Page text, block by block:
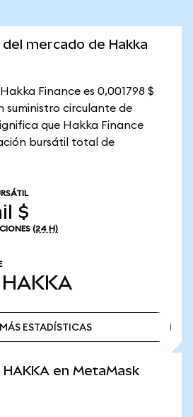
mercado de Hakka
Finance es 0,001798 $
suministro circulante de
que Hakka Finance
bursátil total de
$
(24 H)
HAKKA
ESTADÍSTICAS
en MetaMask